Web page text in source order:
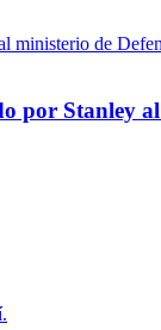
por Stanley